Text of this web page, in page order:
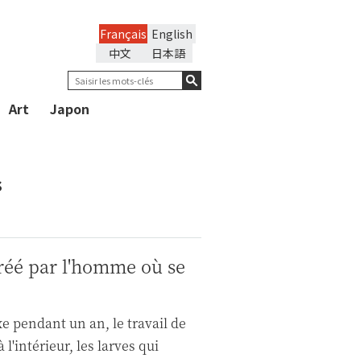
English
Français
日本語
中文
Art Japon
par l'homme où se
pendant un an, le travail de
l'intérieur, les larves qui